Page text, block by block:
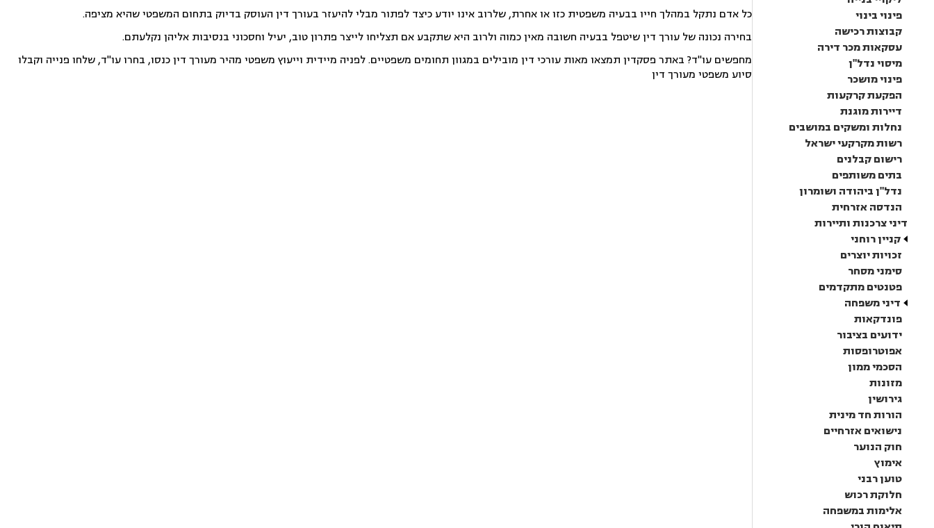
פינוי בינוי
קבוצות רכישה
עסקאות מכר דירה
מיסוי נדל"ן
פינוי מושכר
הפקעת קרקעות
דיירות מוגנת
נחלות ומשקים במושבים
רשות מקרקעי ישראל
רישום קבלנים
בתים משותפים
נדל"ן ביהודה ושומרון
הנדסה אזרחית
דיני צרכנות ותיירות
קניין רוחני
זכויות יוצרים
סימני מסחר
פטנטים מתקדמים
דיני משפחה
פונדקאות
ידועים בציבור
אפוטרופסות
הסכמי ממון
מזונות
גירושין
הורות חד מינית
נישואים אזרחיים
חוק הנוער
אימוץ
טוען רבני
חלוקת רכוש
אלימות במשפחה
כל אדם נתקל במהלך חייו בבעיה משפטית כזו או אחרת, שלרוב אינו יודע כיצד לפתור מבלי להיעזר בעורך דין העוסק בדיוק בתחום המשפטי שהיא מציפה.
בחירה נכונה של עורך דין שיטפל בבעיה חשובה מאין כמוה ולרוב היא שתקבע אם תצליחו לייצר פתרון טוב, יעיל וחסכוני בנסיבות אליהן נקלעתם.
מחפשים עו"ד? באתר פסקדין תמצאו מאות עורכי דין מובילים במגוון תחומים משפטיים. לפניה מיידית וייעוץ משפטי מהיר מעורך דין כנסו, בחרו עו"ד, שלחו פנייה וקבלו
סיוע משפטי מעורך דין